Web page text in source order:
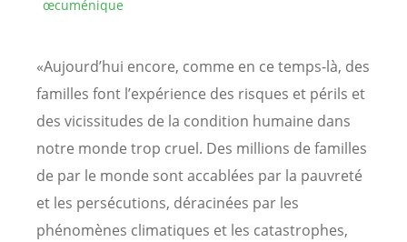
œcuménique
«Aujourd’hui encore, comme en ce temps-là, des
familles font l’expérience des risques et périls et
des vicissitudes de la condition humaine dans
notre monde trop cruel. Des millions de familles
de par le monde sont accablées par la pauvreté
et les persécutions, déracinées par les
phénomènes climatiques et les catastrophes,